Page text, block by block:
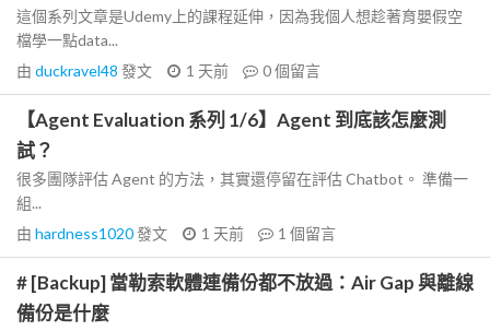
這個系列文章是Udemy上的課程延伸，因為我個人想趁著育嬰假空
檔學一點data...
由 duckravel48 發文 1 天前 0個留言
【Agent Evaluation 系列 1/6】Agent 到底該怎麼測
試？
很多團隊評估 Agent 的方法，其實還停留在評估 Chatbot。 準備一
組...
由 hardness1020發文 1 天前 1 個留言
# [Backup] 當勒索軟體連備份都不放過：Air Gap 與離線
備份是什麼